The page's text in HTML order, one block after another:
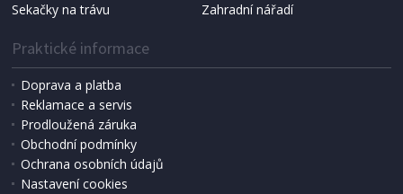
Sekačky na trávu
Zahradní nářadí
Praktické informace
Doprava a platba
Reklamace a servis
Prodloužená záruka
Obchodní podmínky
Ochrana osobních údajů
Nastavení cookies